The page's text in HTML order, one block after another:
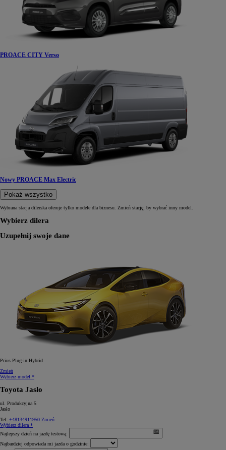
PROACE CITY Verso
Nowy PROACE Max Electric
Pokaż wszystko
Wybrana stacja dilerska oferuje tylko modele dla biznesu. Zmień stację, by wybrać inny model.
Wybierz dilera
Uzupełnij swoje dane
Prius Plug-in Hybrid
Zmień
Wybierz model *
Toyota Jasło
ul. Produkcyjna 5
Jasło
Tel: +48134911950 Zmień
Wybierz dilera *
Najlepszy dzień na jazdę testową:
Najbardziej odpowiada mi jazda o godzinie: